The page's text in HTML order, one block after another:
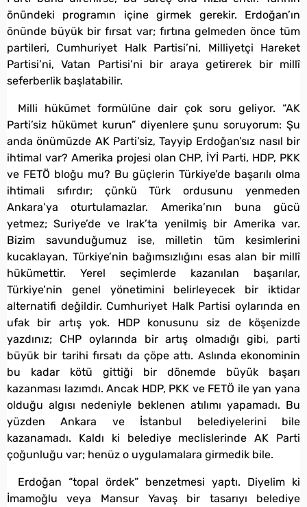
önündeki programın içine girmek gerekir. Erdoğan’ın
önünde büyük bir fırsat var; fırtına gelmeden önce tüm
partileri, Cumhuriyet Halk Partisi’ni, Milliyetçi Hareket
Partisi’ni, Vatan Partisi’ni bir araya getirerek bir millî
seferberlik başlatabilir.
Milli hükümet formülüne dair çok soru geliyor. “AK
Parti’siz hükümet kurun” diyenlere şunu soruyorum: Şu
anda önümüzde AK Parti’siz, Tayyip Erdoğan’sız nasıl bir
ihtimal var? Amerika projesi olan CHP, İYİ Parti, HDP, PKK
ve FETÖ bloğu mu? Bu güçlerin Türkiye’de başarılı olma
ihtimali sıfırdır; çünkü Türk ordusunu yenmeden
Ankara’ya oturtulamazlar. Amerika’nın buna gücü
yetmez; Suriye’de ve Irak’ta yenilmiş bir Amerika var.
Bizim savunduğumuz ise, milletin tüm kesimlerini
kucaklayan, Türkiye’nin bağımsızlığını esas alan bir millî
hükümettir. Yerel seçimlerde kazanılan başarılar,
Türkiye’nin genel yönetimini belirleyecek bir iktidar
alternatifi değildir. Cumhuriyet Halk Partisi oylarında en
ufak bir artış yok. HDP konusunu siz de köşenizde
yazdınız; CHP oylarında bir artış olmadığı gibi, parti
büyük bir tarihi fırsatı da çöpe attı. Aslında ekonominin
bu kadar kötü gittiği bir dönemde büyük başarı
kazanması lazımdı. Ancak HDP, PKK ve FETÖ ile yan yana
olduğu algısı nedeniyle beklenen atılımı yapamadı. Bu
yüzden Ankara ve İstanbul belediyelerini bile
kazanamadı. Kaldı ki belediye meclislerinde AK Parti
çoğunluğu var; henüz o uygulamalara girmedik bile.
Erdoğan “topal ördek” benzetmesi yaptı. Diyelim ki
İmamoğlu veya Mansur Yavaş bir tasarıyı belediye